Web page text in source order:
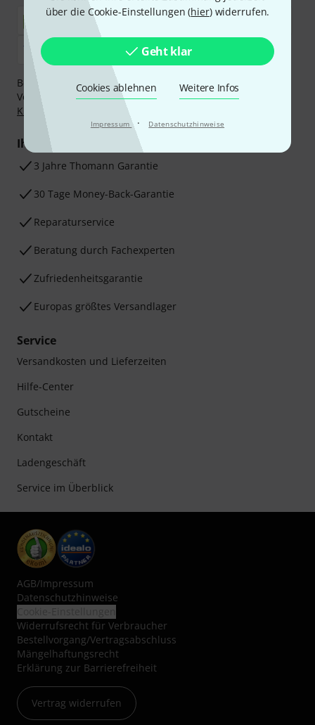
über die Cookie-Einstellungen (hier) widerrufen.
Geht klar
Cookies ablehnen Weitere Infos
Impressum · Datenschutzhinweise
Bezahlen Sie vertraulich und sicher per Nachnahme,
Vorkasse, PayPal, Amazon Pay,
Klarna Sofort bezahlen
Klarna Ratenzahlung
oder Kreditkarte.
Ihre Vorteile
3 Jahre Thomann Garantie
30 Tage Money-Back-Garantie
Reparaturservice
Beratung durch Fachexperten
Zufriedenheitsgarantie
Europas größtes Versandlager
Service
Versandkosten und Lieferzeiten
Hilfe-Center
Gutscheine
Kontakt
Ladengeschäft
Service im Überblick
AGB/Impressum
Datenschutzhinweise
Widerrufsrecht für Verbraucher
Bestellvorgang/Vertragsabschluss
Mängelhaftungsrecht
Erklärung zur Barrierefreiheit
Vertrag widerrufen